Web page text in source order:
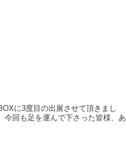
に3度目の出展させて頂きまし
回も足を運んで下さった皆様、あ